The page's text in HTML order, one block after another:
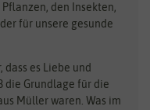
elho
Freudenberger
Fertil
den Insekten,
für unsere gesunde
dass es Liebe und
die Grundlage für die
Müller waren. Was im